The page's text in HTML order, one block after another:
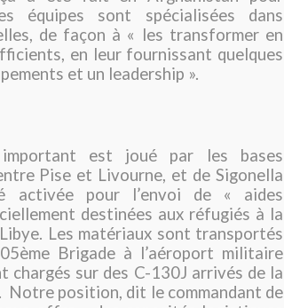
équipes sont spécialisées dans
de façon à « les transformer en
en leur fournissant quelques
et un leadership ».
est joué par les bases
Pise et Livourne, et de Sigonella
activée pour l’envoi de « aides
destinées aux réfugiés à la
Les matériaux sont transportés
Brigade à l’aéroport militaire
chargés sur des C-130J arrivés de la
Notre position, dit le commandant de